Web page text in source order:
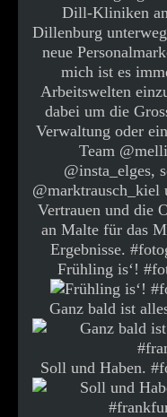
Frühling is‘!
Ganz bald ist
Soll und Haben.